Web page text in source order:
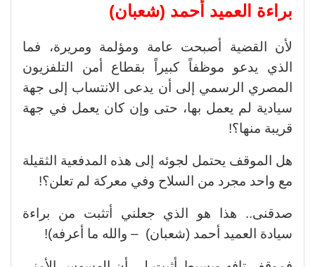
براءة العميد أحمد (شعبان)
لأن القضية أصبحت عامة ومؤلمة ومريرة، فما
الذي يدعو موظفاً كبيراً بقطاع أمن التلفزيون
المصري الرسمي إلى أن يدعى الانتساب إلى جهة
سيادية لم يعمل بها، حتى وإن كان يعمل في جهة
قريبة منها؟!
هل الموقف يحتمل لجوئه إلى هذه المدفعية الثقيلة
مع واحد مجرد من السلاح وفي معركة لم تعلن؟!
صدقنى.. هذا هو الذي جعلني أتثبت من براءة
سيادة العميد أحمد (شعبان) – والله ما أعرفه)!